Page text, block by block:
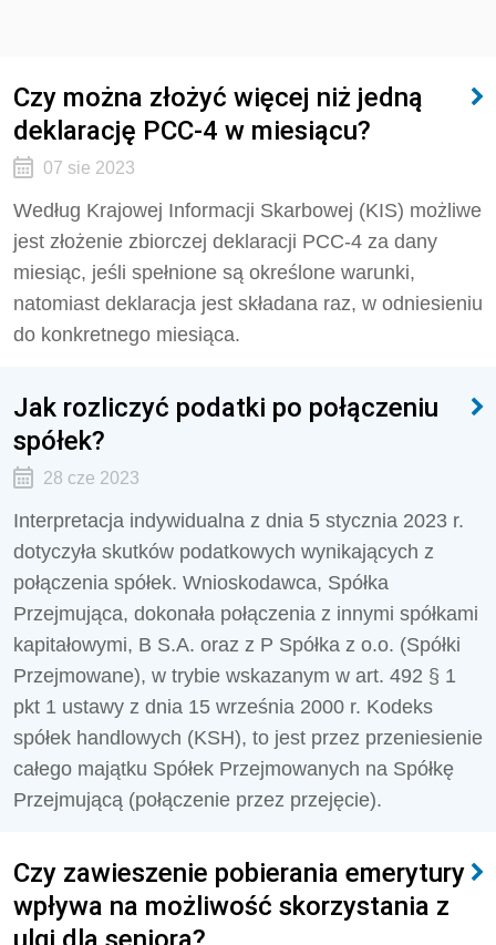
Czy można złożyć więcej niż jedną
deklarację PCC-4 w miesiącu?
07 sie 2023
Według Krajowej Informacji Skarbowej (KIS) możliwe
jest złożenie zbiorczej deklaracji PCC-4 za dany
miesiąc, jeśli spełnione są określone warunki,
natomiast deklaracja jest składana raz, w odniesieniu
do konkretnego miesiąca.
Jak rozliczyć podatki po połączeniu
spółek?
28 cze 2023
Interpretacja indywidualna z dnia 5 stycznia 2023 r.
dotyczyła skutków podatkowych wynikających z
połączenia spółek. Wnioskodawca, Spółka
Przejmująca, dokonała połączenia z innymi spółkami
kapitałowymi, B S.A. oraz z P Spółka z o.o. (Spółki
Przejmowane), w trybie wskazanym w art. 492 § 1
pkt 1 ustawy z dnia 15 września 2000 r. Kodeks
spółek handlowych (KSH), to jest przez przeniesienie
całego majątku Spółek Przejmowanych na Spółkę
Przejmującą (połączenie przez przejęcie).
Czy zawieszenie pobierania emerytury
wpływa na możliwość skorzystania z